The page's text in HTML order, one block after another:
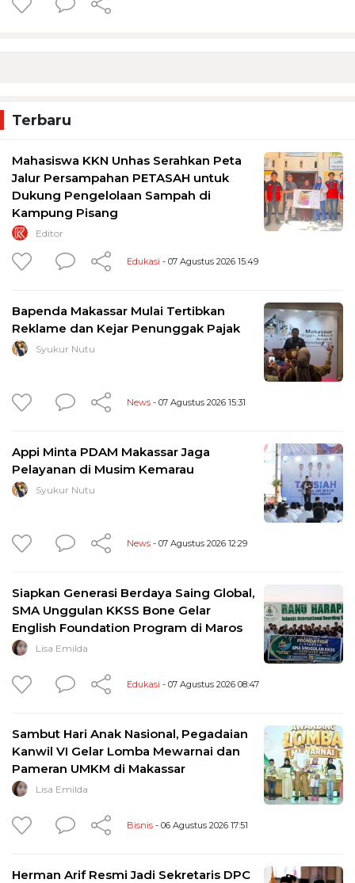
Terbaru
Mahasiswa KKN Unhas Serahkan Peta
Jalur Persampahan PETASAH untuk
Dukung Pengelolaan Sampah di
Kampung Pisang
Editor
Edukasi - 07 Agustus 2026 15:49
Bapenda Makassar Mulai Tertibkan
Reklame dan Kejar Penunggak Pajak
Syukur Nutu
News - 07 Agustus 2026 15:31
Appi Minta PDAM Makassar Jaga
Pelayanan di Musim Kemarau
Syukur Nutu
News - 07 Agustus 2026 12:29
Siapkan Generasi Berdaya Saing Global,
SMA Unggulan KKSS Bone Gelar
English Foundation Program di Maros
Lisa Emilda
Edukasi - 07 Agustus 2026 08:47
Sambut Hari Anak Nasional, Pegadaian
Kanwil VI Gelar Lomba Mewarnai dan
Pameran UMKM di Makassar
Lisa Emilda
Bisnis - 06 Agustus 2026 17:51
Herman Arif Resmi Jadi Sekretaris DPC